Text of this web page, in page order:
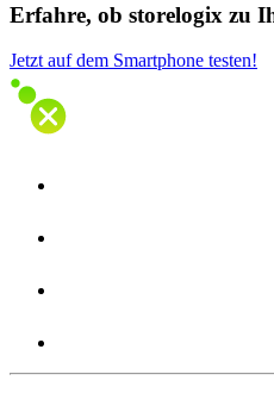
Erfahre, ob storelogix zu
Jetzt auf dem Smartphone testen!